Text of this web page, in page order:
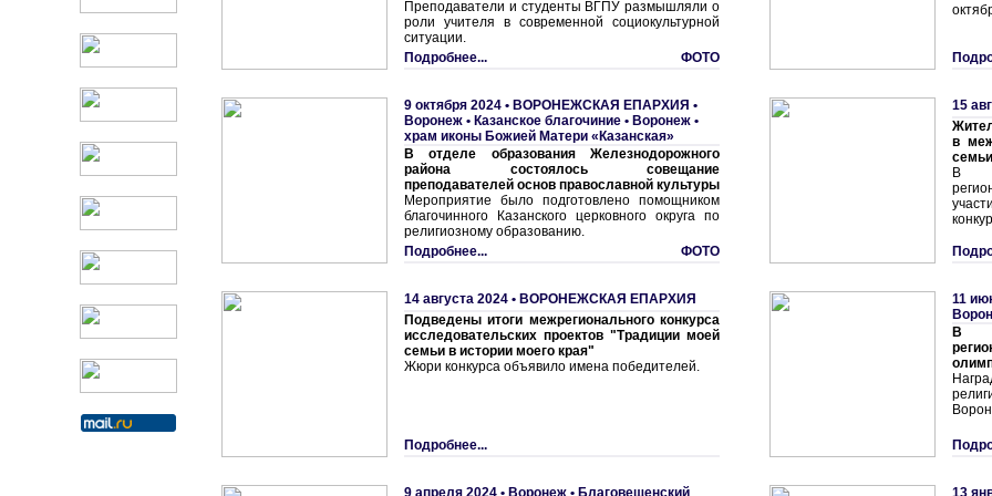
Преподаватели и студенты ВГПУ размышляли о
роли учителя в современной социокультурной
ситуации.
Подробнее...
ФОТО
9 октября 2024 • ВОРОНЕЖСКАЯ ЕПАРХИЯ •
Воронеж • Казанское благочиние • Воронеж •
храм иконы Божией Матери «Казанская»
В отделе образования Железнодорожного
района состоялось совещание
преподавателей основ православной культуры
Мероприятие было подготовлено помощником
благочинного Казанского церковного округа по
религиозному образованию.
Подробнее...
ФОТО
14 августа 2024 • ВОРОНЕЖСКАЯ ЕПАРХИЯ
Подведены итоги межрегионального конкурса
исследовательских проектов "Традиции моей
семьи в истории моего края"
Жюри конкурса объявило имена победителей.
Подробнее...
9 апреля 2024 • Воронеж • Благовещенский
15
в
В
11
В
13